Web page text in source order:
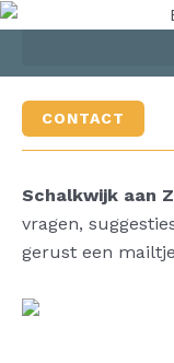
Skip
CONTACT
Schalkwijk aan
vragen,
gerust een